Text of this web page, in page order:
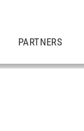
PARTNERS